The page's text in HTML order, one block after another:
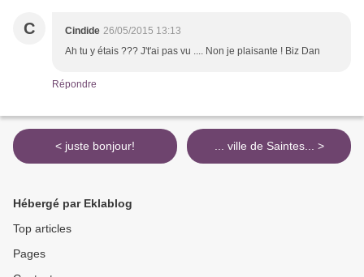
C Cindide 26/05/2015 13:13
Ah tu y étais ??? J't'ai pas vu .... Non je plaisante ! Biz Dan
Répondre
< juste bonjour! ... ville de Saintes... >
Hébergé par Eklablog
Top articles
Pages